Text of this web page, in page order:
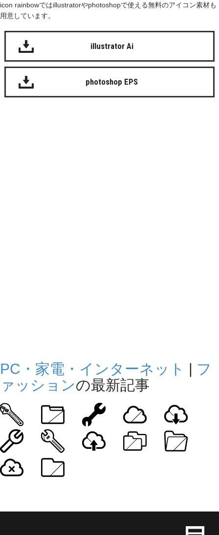
icon rainbowではillustratorやphotoshopで使える無料のアイコン素材も
用意しています。
illustrator Ai
photoshop EPS
PC・家電・インターネット | フ
ァッションの最新記事